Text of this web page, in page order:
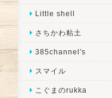
Little shell
さちかわ粘土
385channel's
スマイル
こぐまのrukka